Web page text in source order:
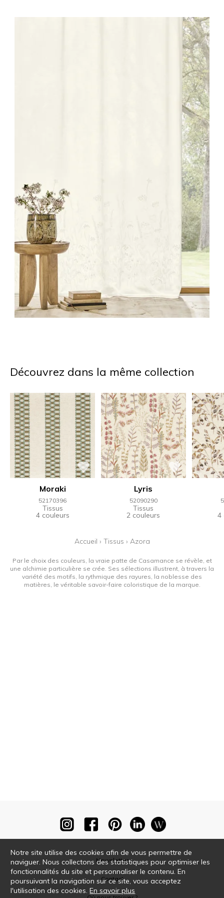
Découvrez dans la même collection
Moraki
52170396
Tissus
4 couleurs
Lyris
52090290
Tissus
2 couleurs 4
Accueil › Tissus › Azora
Par le choix des couleurs, la vraie patte de Casamance se révèle, et
une alchimie particulière se crée. Ses sélections illustrent, à travers la
variété des motifs, la rythmique des rayures, la noblesse des
matières, le véritable savoir-faire coloristique de la marque.
Newsletter
Contact
Notre site utilise des cookies afin de vous permettre de
naviguer. Nous collectons des statistiques pour optimiser les
fonctionnalités du site et personnaliser le contenu. En
poursuivant la navigation sur ce site, vous acceptez
l'utilisation des cookies.En savoir plus